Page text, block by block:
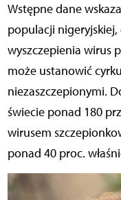
Wstępne dane
populacji
wyszczepienia wirus
może ustanowić
niezaszczepionymi.
świecie ponad 180
wirusem
ponad 40 proc.